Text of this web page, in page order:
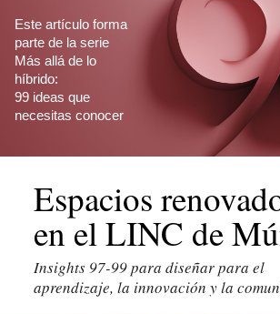
Este artículo forma
parte de la serie
Más allá de lo
híbrido:
99 ideas que
necesitas conocer
Espacios
en el LINC de
Insights 97-99 para diseñar para el
aprendizaje, la innovación y la